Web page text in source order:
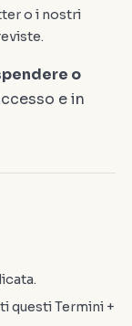
o i nostri
o
e in
questi Termini +